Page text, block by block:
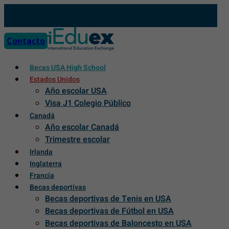
content
Contacto
Becas USA High School
Estados Unidos
Año escolar USA
Visa J1 Colegio Público
Canadá
Año escolar Canadá
Trimestre escolar
Irlanda
Inglaterra
Francia
Becas deportivas
Becas deportivas de Tenis en USA
Becas deportivas de Fútbol en USA
Becas deportivas de Baloncesto en USA